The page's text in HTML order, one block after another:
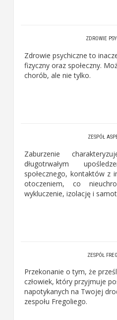
ZDROWIE
Zdrowie psychiczne to
fizyczny oraz społeczny.
chorób, ale nie tylko.
ZESPÓŁ
Zaburzenie
długotrwałym
społecznego, kontaktów z
otoczeniem, co
wykluczenie, izolację i
ZESPÓŁ
Przekonanie o tym, że
człowiek, który przyjmuje
napotykanych na Twojej
zespołu Fregoliego.